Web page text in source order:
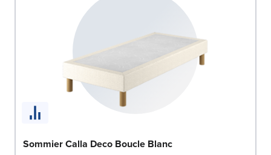
Sommier Calla Deco Boucle Blanc